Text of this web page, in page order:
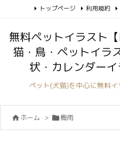
トップページ 利用規約
無料ペットイラスト
猫・鳥・ペットイラ
状・カレンダー
ペット(犬猫)を中心に無料イ
 ホーム > 梅雨